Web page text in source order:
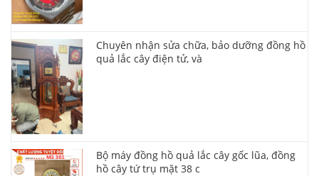
Chuyên nhận sửa chữa, bảo dưỡng đồng hồ
quả lắc cây điện tử, và
Bộ máy đồng hồ quả lắc cây gốc lũa, đồng
hồ cây tứ trụ mặt 38 c